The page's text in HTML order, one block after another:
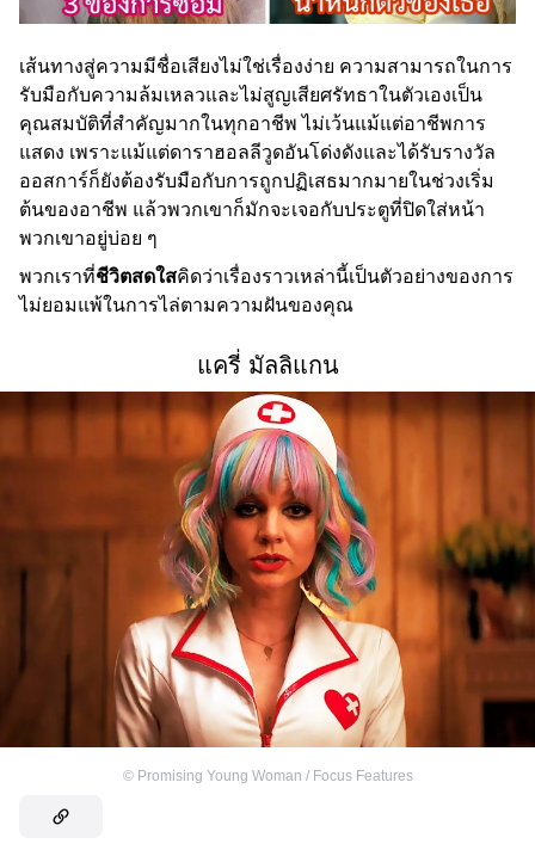
เส้นทางสู่ความมีชื่อเสียงไม่ใช่เรื่องง่าย ความสามารถในการ
รับมือกับความล้มเหลวและไม่สูญเสียศรัทธาในตัวเองเป็น
คุณสมบัติที่สำคัญมากในทุกอาชีพ ไม่เว้นแม้แต่อาชีพการ
แสดง เพราะแม้แต่ดาราฮอลลีวูดอันโด่งดังและได้รับรางวัล
ออสการ์ก็ยังต้องรับมือกับการถูกปฏิเสธมากมายในช่วงเริ่ม
ต้นของอาชีพ แล้วพวกเขาก็มักจะเจอกับประตูที่ปิดใส่หน้า
พวกเขาอยู่บ่อย ๆ
พวกเราที่ชีวิตสดใสคิดว่าเรื่องราวเหล่านี้เป็นตัวอย่างของการ
ไม่ยอมแพ้ในการไล่ตามความฝันของคุณ
แครี่ มัลลิแกน
© Promising Young Woman / Focus Features